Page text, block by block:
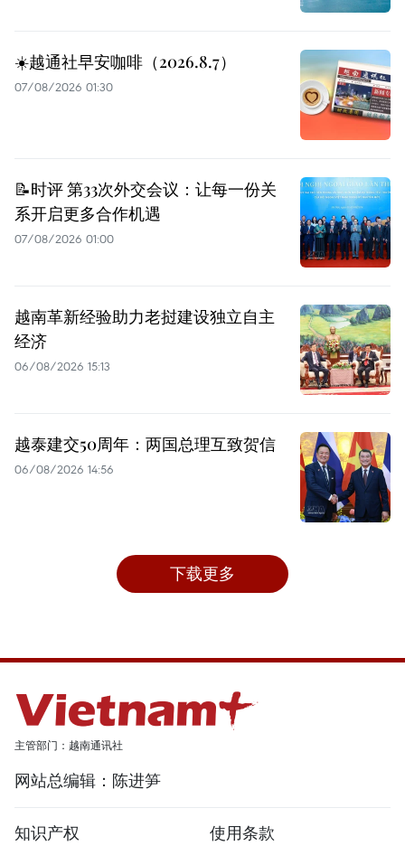
☀️越通社早安咖啡（2026.8.7）
07/08/2026 01:30
📝时评 第33次外交会议：让每一份关
系开启更多合作机遇
07/08/2026 01:00
越南革新经验助力老挝建设独立自主
经济
06/08/2026 15:13
越泰建交50周年：两国总理互致贺信
06/08/2026 14:56
下载更多
主管部门：越南通讯社
网站总编辑：陈进笋
知识产权 使用条款